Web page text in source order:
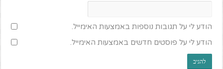
הודע לי על תגובות נוספות באמצעות האימייל.
הודע לי על פוסטים חדשים באמצעות האימייל.